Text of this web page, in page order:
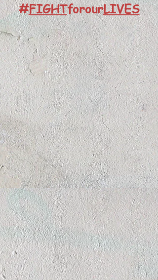
#FIGHTforourLIVES